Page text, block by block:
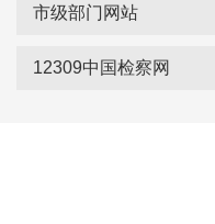
市级部门网站
12309中国检察网